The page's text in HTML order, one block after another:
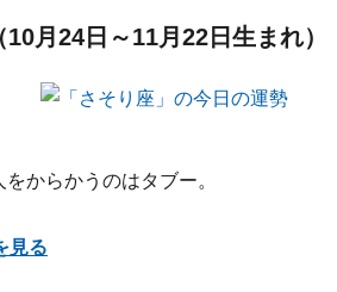
月24日～11月22日生まれ）
からかうのはタブー。
見る